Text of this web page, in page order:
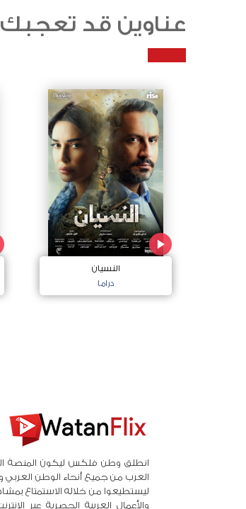
عناوين قد تعجبك
النسيان
دراما
انطلق وطن فلكس ليكون المنصة
العرب من جميع أنحاء الوطن العربي
ليستطيعوا من خلاله الاستمتاع
والأعمال العربية الحصرية عبر